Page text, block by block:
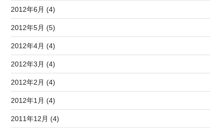
2012年6月 (4)
2012年5月 (5)
2012年4月 (4)
2012年3月 (4)
2012年2月 (4)
2012年1月 (4)
2011年12月 (4)